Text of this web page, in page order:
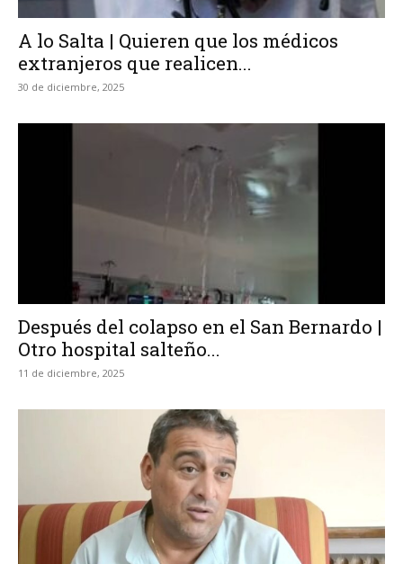
A lo Salta | Quieren que los médicos
extranjeros que realicen...
30 de diciembre, 2025
Después del colapso en el San Bernardo |
Otro hospital salteño...
11 de diciembre, 2025